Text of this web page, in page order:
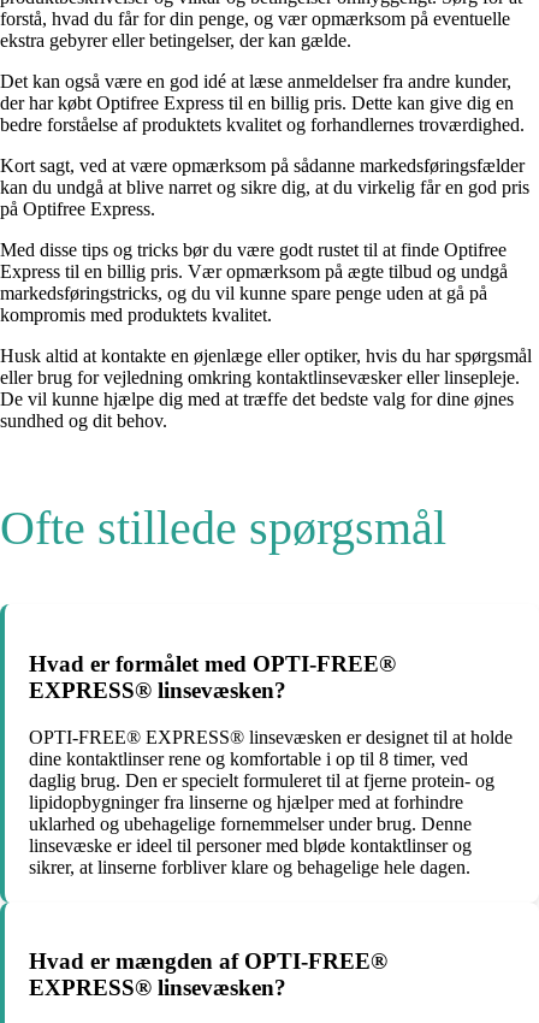
forstå, hvad du får for din penge, og vær opmærksom på eventuelle
ekstra gebyrer eller betingelser, der kan gælde.
Det kan også være en god idé at læse anmeldelser fra andre kunder,
der har købt Optifree Express til en billig pris. Dette kan give dig en
bedre forståelse af produktets kvalitet og forhandlernes troværdighed.
Kort sagt, ved at være opmærksom på sådanne markedsføringsfælder
kan du undgå at blive narret og sikre dig, at du virkelig får en god pris
på Optifree Express.
Med disse tips og tricks bør du være godt rustet til at finde Optifree
Express til en billig pris. Vær opmærksom på ægte tilbud og undgå
markedsføringstricks, og du vil kunne spare penge uden at gå på
kompromis med produktets kvalitet.
Husk altid at kontakte en øjenlæge eller optiker, hvis du har spørgsmål
eller brug for vejledning omkring kontaktlinsevæsker eller linsepleje.
De vil kunne hjælpe dig med at træffe det bedste valg for dine øjnes
sundhed og dit behov.
Ofte stillede spørgsmål
Hvad er formålet med OPTI-FREE®
EXPRESS® linsevæsken?
OPTI-FREE® EXPRESS® linsevæsken er designet til at holde
dine kontaktlinser rene og komfortable i op til 8 timer, ved
daglig brug. Den er specielt formuleret til at fjerne protein- og
lipidopbygninger fra linserne og hjælper med at forhindre
uklarhed og ubehagelige fornemmelser under brug. Denne
linsevæske er ideel til personer med bløde kontaktlinser og
sikrer, at linserne forbliver klare og behagelige hele dagen.
Hvad er mængden af OPTI-FREE®
EXPRESS® linsevæsken?